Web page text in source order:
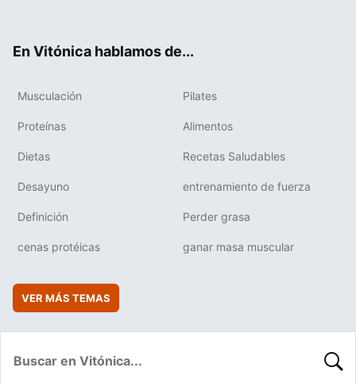
En Vitónica hablamos de...
Musculación Pilates
Proteínas Alimentos
Dietas Recetas Saludables
Desayuno entrenamiento de fuerza
Definición Perder grasa
cenas protéicas ganar masa muscular
VER MÁS TEMAS